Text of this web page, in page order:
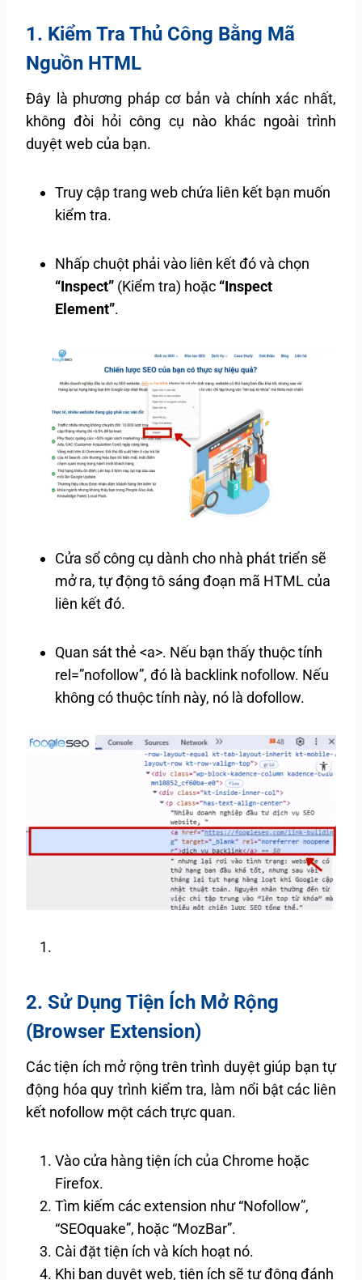
1. Kiểm Tra Thủ Công Bằng Mã
Nguồn HTML
Đây là phương pháp cơ bản và chính xác nhất,
không đòi hỏi công cụ nào khác ngoài trình
duyệt web của bạn.
Truy cập trang web chứa liên kết bạn muốn
kiểm tra.
Nhấp chuột phải vào liên kết đó và chọn
“Inspect” (Kiểm tra) hoặc “Inspect
Element”.
Cửa sổ công cụ dành cho nhà phát triển sẽ
mở ra, tự động tô sáng đoạn mã HTML của
liên kết đó.
Quan sát thẻ <a>. Nếu bạn thấy thuộc tính
rel=”nofollow”, đó là backlink nofollow. Nếu
không có thuộc tính này, nó là dofollow.
2. Sử Dụng Tiện Ích Mở Rộng
(Browser Extension)
Các tiện ích mở rộng trên trình duyệt giúp bạn tự
động hóa quy trình kiểm tra, làm nổi bật các liên
kết nofollow một cách trực quan.
Vào cửa hàng tiện ích của Chrome hoặc
Firefox.
Tìm kiếm các extension như “Nofollow”,
“SEOquake”, hoặc “MozBar”.
Cài đặt tiện ích và kích hoạt nó.
Khi bạn duyệt web, tiện ích sẽ tự động đánh